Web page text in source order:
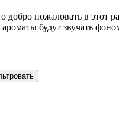
пожаловать в этот
будут звучать